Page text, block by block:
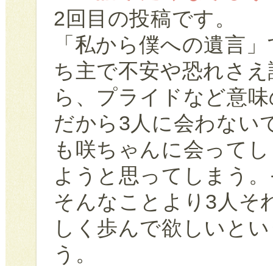
2回目の投稿です。
「私から僕への遺言
ち主で不安や恐れさ
ら、プライドなど意
だから3人に会わない
も咲ちゃんに会って
ようと思ってしまう
そんなことより3人そ
しく歩んで欲しいと
う。